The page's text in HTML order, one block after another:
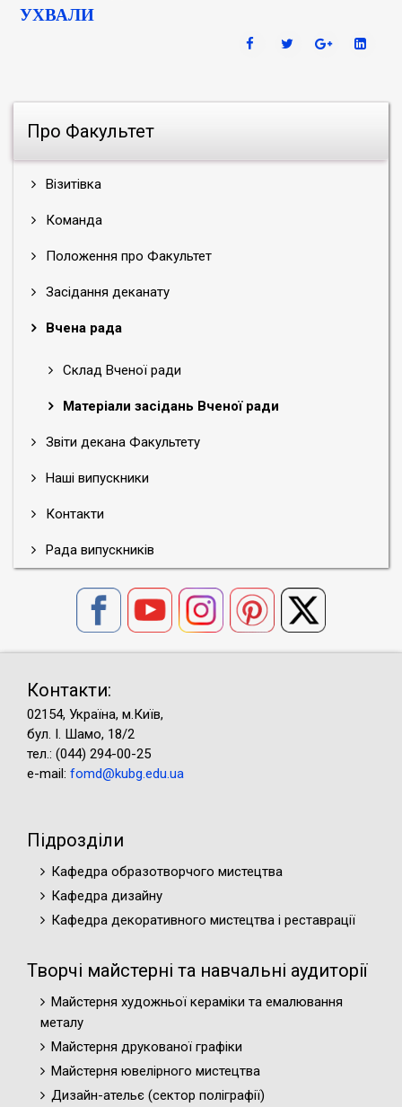
Про Факультет
Візитівка
Команда
Положення про Факультет
Засідання деканату
Вчена рада
Склад Вченої ради
Матеріали засідань Вченої ради
Звіти декана Факультету
Наші випускники
Контакти
Рада випускників
УХВАЛИ
Контакти:
02154, Україна, м.Київ,
бул. І. Шамо, 18/2
тел.: (044) 294-00-25
e-mail: fomd@kubg.edu.ua
Підрозділи
Кафедра образотворчого мистецтва
Кафедра дизайну
Кафедра декоративного мистецтва і реставрації
Творчі майстерні та навчальні аудиторії
Майстерня художньої кераміки та емалювання
металу
Майстерня друкованої графіки
Майстерня ювелірного мистецтва
Дизайн-ательє (cектор поліграфії)